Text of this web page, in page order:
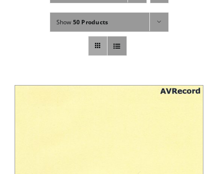
Fachbücher
Poster, Karten, Medien
Show 50 Products